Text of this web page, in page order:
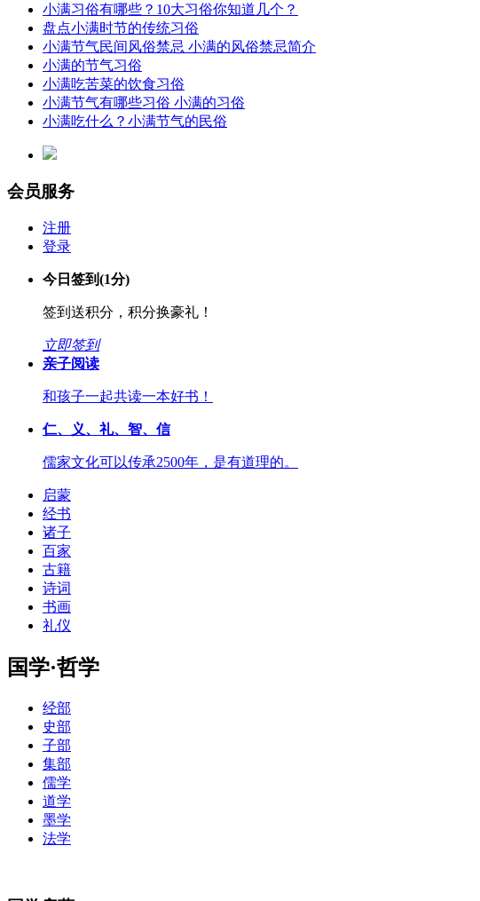
小满习俗有哪些？10大习俗你知道几个？
盘点小满时节的传统习俗
小满节气民间风俗禁忌 小满的风俗禁忌简介
小满的节气习俗
小满吃苦菜的饮食习俗
小满节气有哪些习俗 小满的习俗
小满吃什么？小满节气的民俗
会员服务
注册
登录
今日签到(1分)
签到送积分，积分换豪礼！
立即签到
亲子阅读
和孩子一起共读一本好书！
仁、义、礼、智、信
儒家文化可以传承2500年，是有道理的。
启蒙
经书
诸子
百家
古籍
诗词
书画
礼仪
国学·哲学
经部
史部
子部
集部
儒学
道学
墨学
法学